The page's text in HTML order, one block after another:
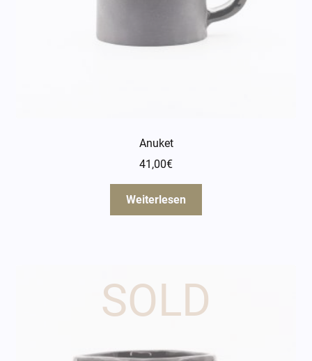
Öffnungszeiten
Anuket
41,00€
Weiterlesen